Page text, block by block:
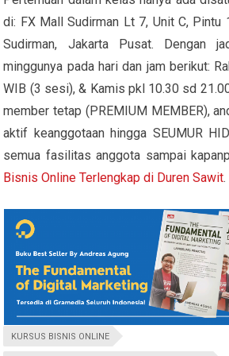
di: FX Mall Sudirman Lt 7, Unit C, Pintu
Sudirman, Jakarta Pusat. Dengan
minggunya pada hari dan jam berikut:
WIB (3 sesi), & Kamis pkl 10.30 sd
member tetap (PREMIUM MEMBER),
aktif keanggotaan hingga SEUMUR
semua fasilitas anggota sampai
Bisnis Online Terlengkap di Duren Sawit.
KURSUS BISNIS ONLINE